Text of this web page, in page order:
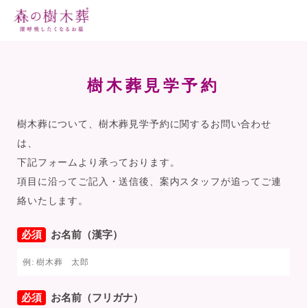
樹木葬見学予約
樹木葬について、樹木葬見学予約に関するお問い合わせ
は、
下記フォームより承っております。
項目に沿ってご記入・送信後、案内スタッフが追ってご連
絡いたします。
必須 お名前（漢字）
必須 お名前（フリガナ）